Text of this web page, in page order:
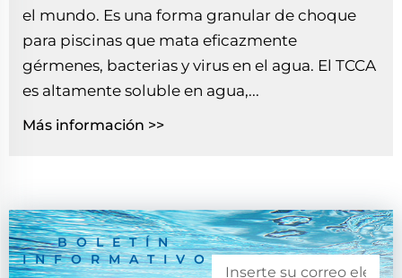
el mundo. Es una forma granular de choque
para piscinas que mata eficazmente
gérmenes, bacterias y virus en el agua. El TCCA
es altamente soluble en agua,...
Más información >>
BOLETÍN
INFORMATIVO